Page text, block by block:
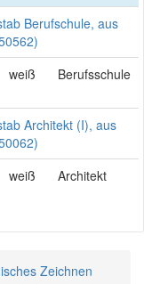
Berufschule, aus
weiß Berufsschule
Architekt (I), aus
weiß Architekt
Zeichnen